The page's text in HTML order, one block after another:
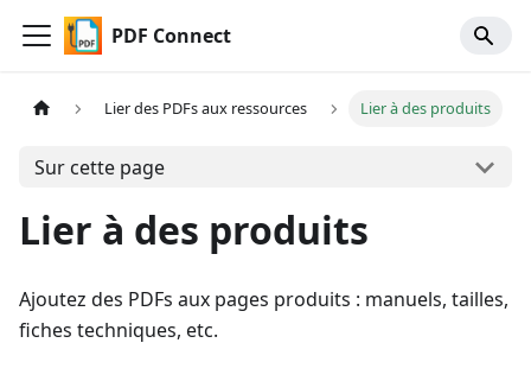
PDF Connect
Lier des PDFs aux ressources Lier à des produits
Sur cette page
Lier à des produits
Ajoutez des PDFs aux pages produits : manuels, tailles,
fiches techniques, etc.